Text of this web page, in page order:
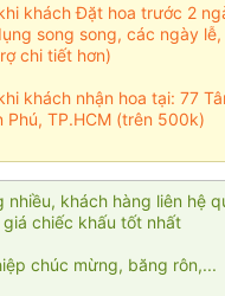
khách Đặt hoa trước 2
song song, các ngày
chi tiết hơn)
khách nhận hoa tại: 77
Phú, TP.HCM (trên 500k)
nhiều, khách hàng liên hệ
chiếc khấu tốt nhất
chúc mừng, băng rôn,...